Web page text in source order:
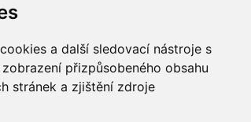
a další sledovací nástroje s
přizpůsobeného obsahu
stránek a zjištění zdroje
1337/29, 110 00 Praha 1